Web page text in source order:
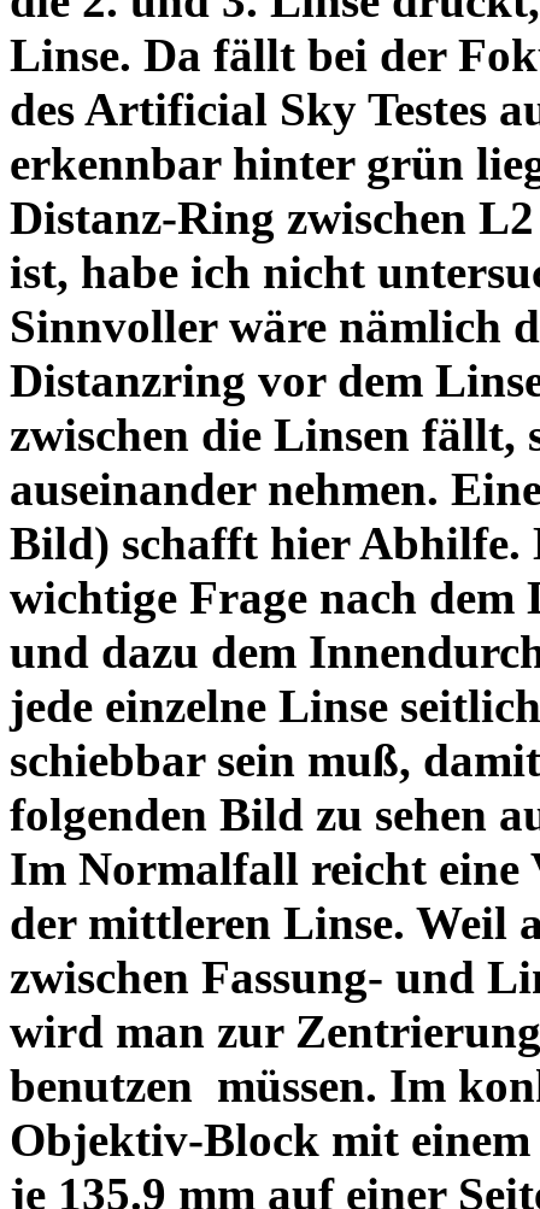
Linse. Da fällt bei der
des Artificial Sky Testes
erkennbar hinter grün
Distanz-Ring zwischen
ist, habe ich nicht
Sinnvoller wäre nämlich
Distanzring vor dem
zwischen die Linsen fällt,
auseinander nehmen.
Bild) schafft hier Abhilfe.
wichtige Frage nach dem
und dazu dem
jede einzelne Linse
schiebbar sein muß,
folgenden Bild zu sehen
Im Normalfall reicht eine
der mittleren Linse. Weil
zwischen Fassung- und
wird man zur
benutzen müssen. Im
Objektiv-Block mit einem
je 135.9 mm auf einer